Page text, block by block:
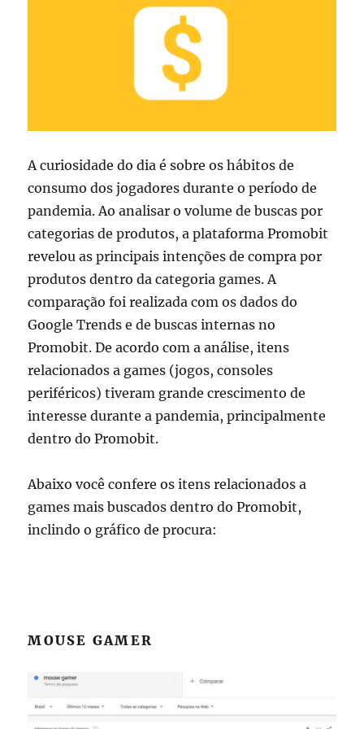
A curiosidade do dia é sobre os hábitos de
consumo dos jogadores durante o período de
pandemia. Ao analisar o volume de buscas por
categorias de produtos, a plataforma Promobit
revelou as principais intenções de compra por
produtos dentro da categoria games. A
comparação foi realizada com os dados do
Google Trends e de buscas internas no
Promobit. De acordo com a análise, itens
relacionados a games (jogos, consoles
periféricos) tiveram grande crescimento de
interesse durante a pandemia, principalmente
dentro do Promobit.
Abaixo você confere os itens relacionados a
games mais buscados dentro do Promobit,
inclindo o gráfico de procura:
MOUSE GAMER